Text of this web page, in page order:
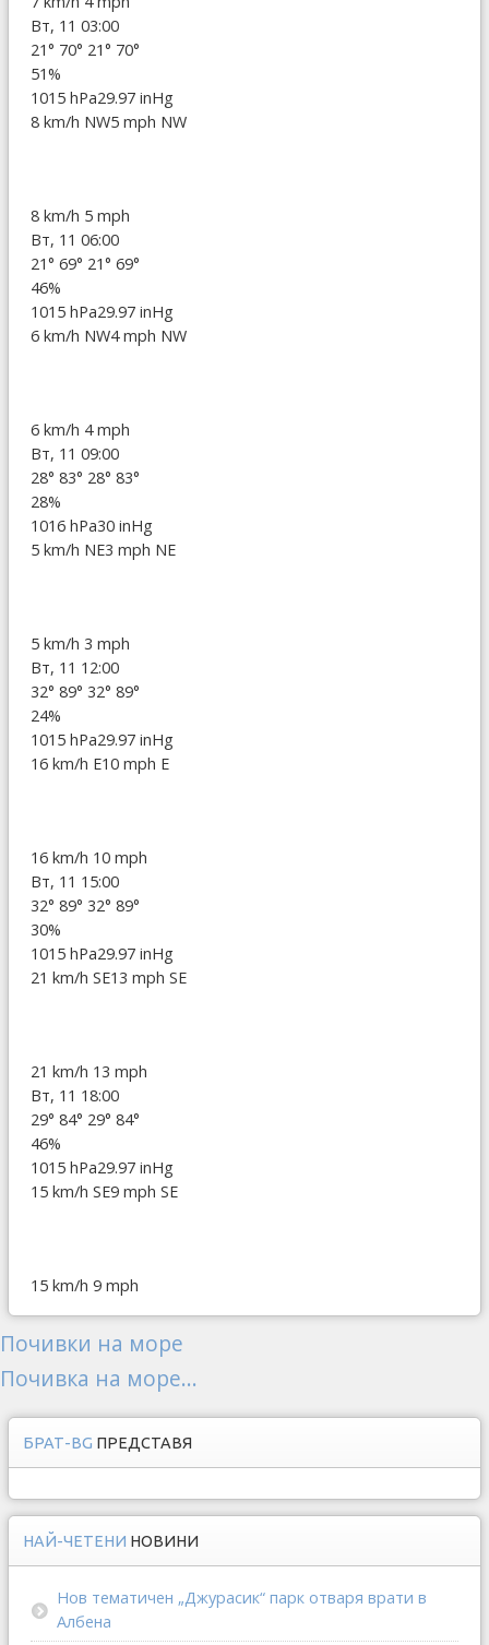
Вт, 11 03:00
21° 70° 21° 70°
51%
1015 hPa29.97 inHg
8 km/h NW5 mph NW
8 km/h 5 mph
Вт, 11 06:00
21° 69° 21° 69°
46%
1015 hPa29.97 inHg
6 km/h NW4 mph NW
6 km/h 4 mph
Вт, 11 09:00
28° 83° 28° 83°
28%
1016 hPa30 inHg
5 km/h NE3 mph NE
5 km/h 3 mph
Вт, 11 12:00
32° 89° 32° 89°
24%
1015 hPa29.97 inHg
16 km/h E10 mph E
16 km/h 10 mph
Вт, 11 15:00
32° 89° 32° 89°
30%
1015 hPa29.97 inHg
21 km/h SE13 mph SE
21 km/h 13 mph
Вт, 11 18:00
29° 84° 29° 84°
46%
1015 hPa29.97 inHg
15 km/h SE9 mph SE
15 km/h 9 mph
Почивки на море
Почивка на море...
БРАТ-BG ПРЕДСТАВЯ
НАЙ-ЧЕТЕНИ НОВИНИ
Нов тематичен „Джурасик“ парк отваря врати в
Албена